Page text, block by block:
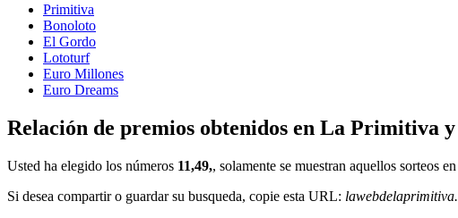
Primitiva
Bonoloto
El Gordo
Lototurf
Euro Millones
Euro Dreams
Relación de premios obtenidos en La Primitiva
Usted ha elegido los números 11,49,, solamente se muestran aquellos sorteos
Si desea compartir o guardar su busqueda, copie esta URL: